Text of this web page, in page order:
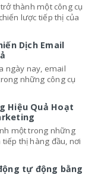
thành một công cụ
lược tiếp thị của
Dịch Email
ngày nay, email
những công cụ
Hiệu Quả Hoạt
một trong những
thị hàng đầu, nơi
tự động bằng